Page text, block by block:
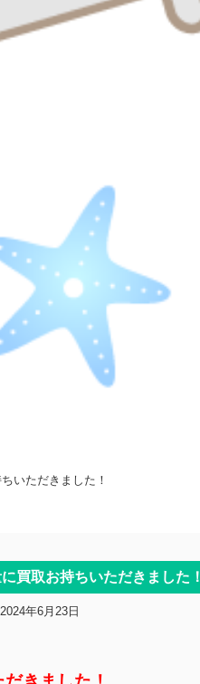
いただきました！
買取お持ちいただきました！
2024年6月23日